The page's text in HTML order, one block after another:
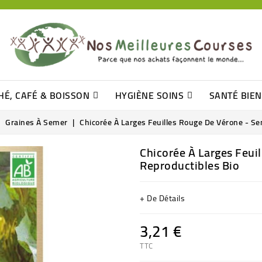
CAFÉ & BOISSON HYGIÈNE SOINS SANTÉ
Graines À Semer
Chicorée À Larges Feuilles Rouge De Vérone -
Chicorée À Larges
Reproductibles Bio
+ De Détails
3,21 €
TTC